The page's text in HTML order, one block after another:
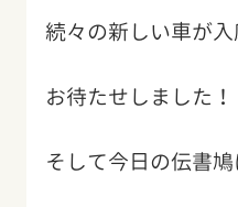
続々の新しい車が
お待たせしました！
そして今日の伝書鳩